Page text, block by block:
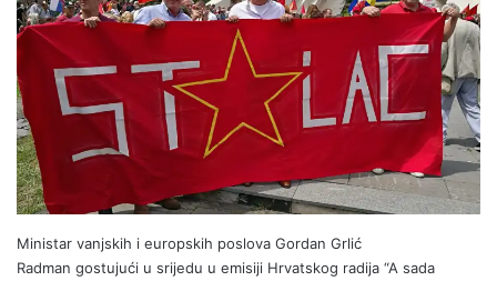
Ministar vanjskih i europskih poslova Gordan Grlić
Radman gostujući u srijedu u emisiji Hrvatskog radija “A sada